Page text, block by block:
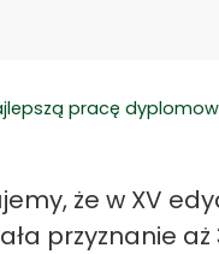
pracę
że w XV
przyznanie